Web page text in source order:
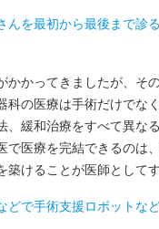
を最初から最後まで診
かってきましたが、そ
の医療は手術だけでな
、緩和治療をすべて異な
で医療を完結できるのは
けることが医師として
手術支援ロボットなど